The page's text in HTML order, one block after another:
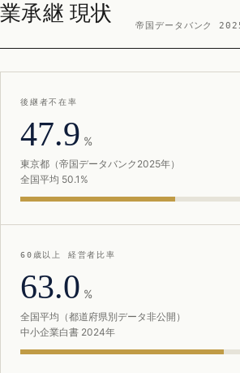
業承継 現状
帝国データバンク
後継者不在率
47.9 %
東京都（帝国データバンク2025年）
全国平均 50.1%
60歳以上 経営者比率
63.0 %
全国平均（都道府県別データ非公開）
中小企業白書 2024年